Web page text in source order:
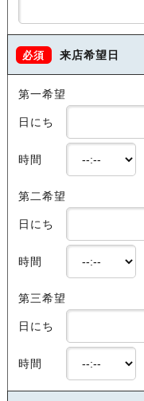
必須 来店希望日
第一希望
日にち
時間
第二希望
日にち
時間
第三希望
日にち
時間